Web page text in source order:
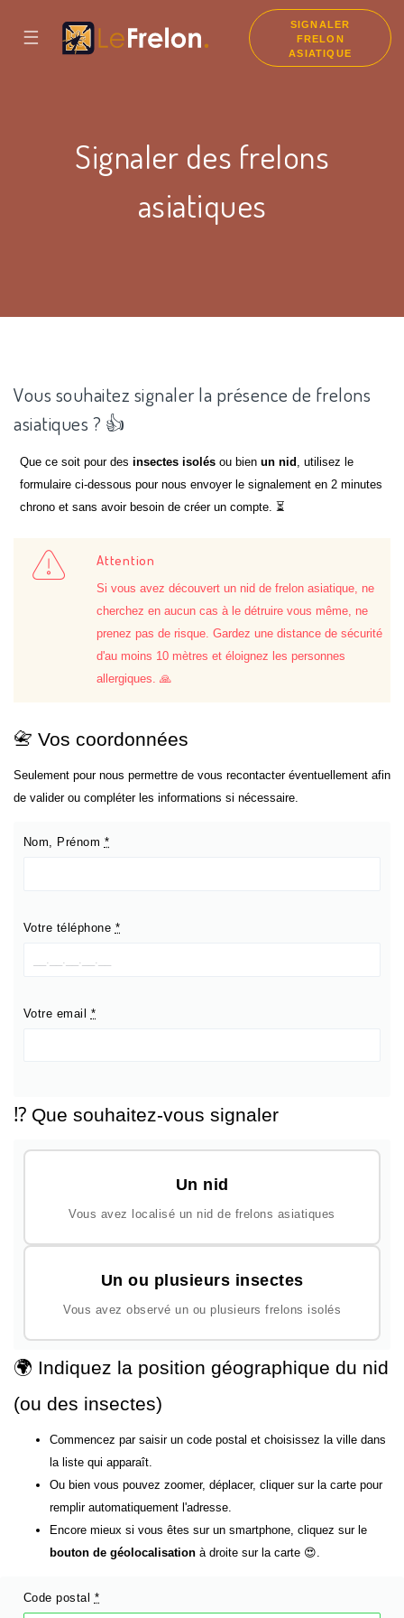
☰
SIGNALER
FRELON
ASIATIQUE
Signaler des frelons
asiatiques
Vous souhaitez signaler la présence de frelons
asiatiques ? 👍
Que ce soit pour desinsectes isolés ou bienun nid , utilisez le
formulaire ci-dessous pour nous envoyer le signalement en 2 minutes
chrono et sans avoir besoin de créer un compte. ⏳
Attention
Si vous avez découvert un nid de frelon asiatique, ne
cherchez en aucun cas à le détruire vous même, ne
prenez pas de risque. Gardez une distance de sécurité
d'au moins 10 mètres et éloignez les personnes
allergiques. 🙏
📇 Vos coordonnées
Seulement pour nous permettre de vous recontacter éventuellement afin
de valider ou compléter les informations si nécessaire.
Nom, Prénom *
Votre téléphone *
Votre email *
⁉️ Que souhaitez-vous signaler
Un nid
Vous avez localisé un nid de frelons asiatiques
Un ou plusieurs insectes
Vous avez observé un ou plusieurs frelons isolés
🌍 Indiquez la position géographique du nid
(ou des insectes)
Commencez par saisir un code postal et choisissez la ville dans
la liste qui apparaît.
Ou bien vous pouvez zoomer, déplacer, cliquer sur la carte pour
remplir automatiquement l'adresse.
Encore mieux si vous êtes sur un smartphone, cliquez sur le
bouton de géolocalisation à droite sur la carte 😍.
Code postal *